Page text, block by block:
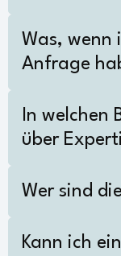
Was, wenn
Anfrage
In welchen
über
Wer sind
Kann ich